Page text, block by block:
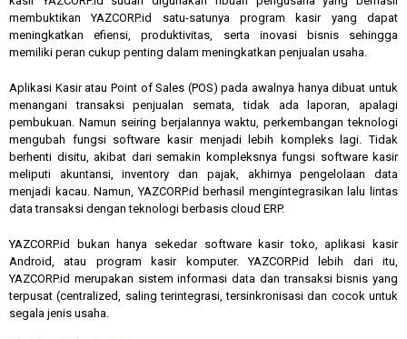
membuktikan YAZCORP.id satu-satunya program kasir yang dapat
meningkatkan efiensi, produktivitas, serta inovasi bisnis sehingga
memiliki peran cukup penting dalam meningkatkan penjualan usaha.
Aplikasi Kasir atau Point of Sales (POS) pada awalnya hanya dibuat untuk
menangani transaksi penjualan semata, tidak ada laporan, apalagi
pembukuan. Namun seiring berjalannya waktu, perkembangan teknologi
mengubah fungsi software kasir menjadi lebih kompleks lagi. Tidak
berhenti disitu, akibat dari semakin kompleksnya fungsi software kasir
meliputi akuntansi, inventory dan pajak, akhirnya pengelolaan data
menjadi kacau. Namun, YAZCORP.id berhasil mengintegrasikan lalu lintas
data transaksi dengan teknologi berbasis cloud ERP.
YAZCORP.id bukan hanya sekedar software kasir toko, aplikasi kasir
Android, atau program kasir komputer. YAZCORP.id lebih dari itu,
YAZCORP.id merupakan sistem informasi data dan transaksi bisnis yang
terpusat (centralized, saling terintegrasi, tersinkronisasi dan cocok untuk
segala jenis usaha.